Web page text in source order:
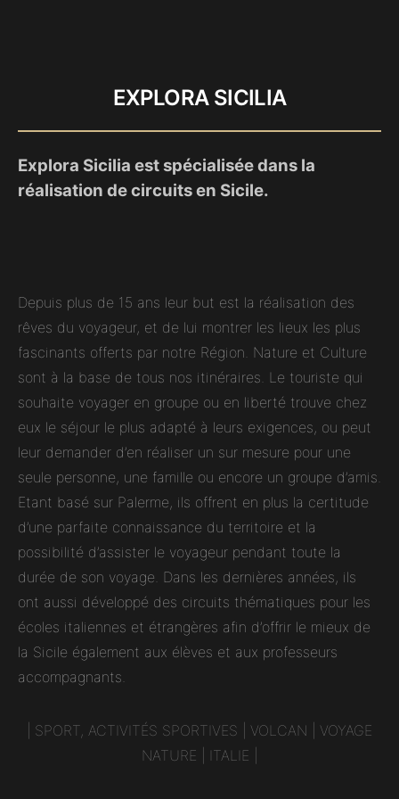
EXPLORA SICILIA
Explora Sicilia est spécialisée dans la
réalisation de circuits en Sicile.
Depuis plus de 15 ans leur but est la réalisation des
rêves du voyageur, et de lui montrer les lieux les plus
fascinants offerts par notre Région. Nature et Culture
sont à la base de tous nos itinéraires. Le touriste qui
souhaite voyager en groupe ou en liberté trouve chez
eux le séjour le plus adapté à leurs exigences, ou peut
leur demander d’en réaliser un sur mesure pour une
seule personne, une famille ou encore un groupe d’amis.
Etant basé sur Palerme, ils offrent en plus la certitude
d’une parfaite connaissance du territoire et la
possibilité d’assister le voyageur pendant toute la
durée de son voyage. Dans les dernières années, ils
ont aussi développé des circuits thématiques pour les
écoles italiennes et étrangères afin d’offrir le mieux de
la Sicile également aux élèves et aux professeurs
accompagnants.
SPORT, ACTIVITÉS SPORTIVES VOLCAN
VOYAGE
NATURE
ITALIE